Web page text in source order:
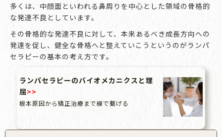
多くは、中顔面といわれる鼻周りを中心とした領域の骨格的
な発達不良としています。
その骨格的な発達不良に対して、本来あるべき成長方向への
発達を促し、健全な骨格へと整えていこうというのがランパ
セラピーの基本の考え方です。
ランパセラピーのバイオメカニクスと理
屈>>
根本原因から矯正治療まで線で繋げる